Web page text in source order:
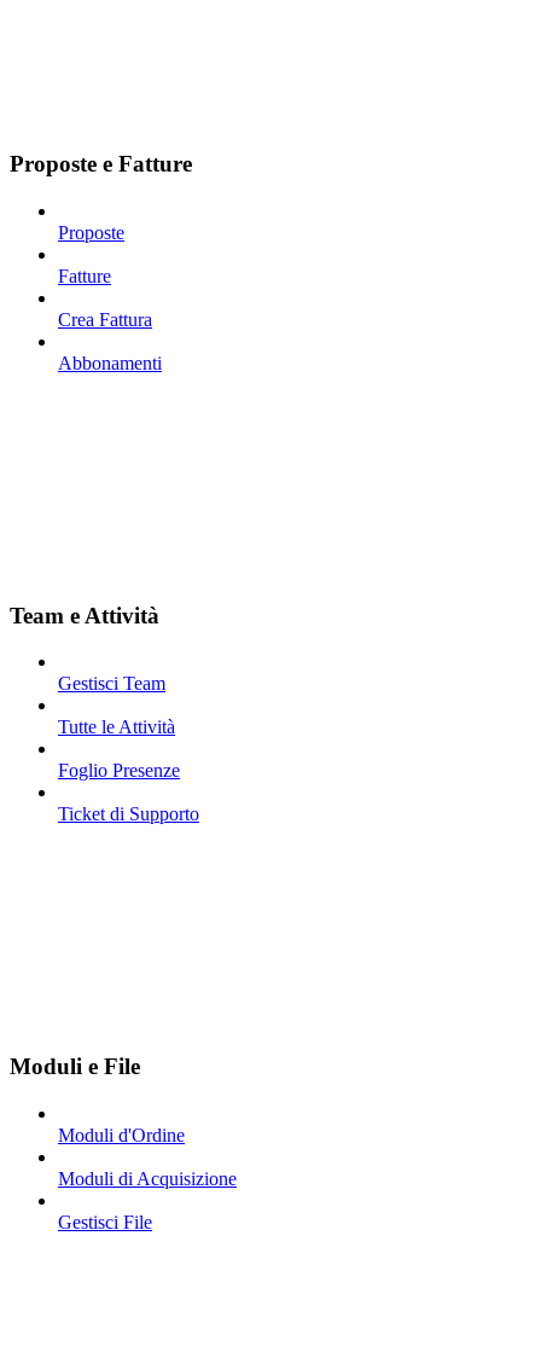
Proposte e Fatture
Proposte
Fatture
Crea Fattura
Abbonamenti
Team e Attività
Gestisci Team
Tutte le Attività
Foglio Presenze
Ticket di Supporto
Moduli e File
Moduli d'Ordine
Moduli di Acquisizione
Gestisci File